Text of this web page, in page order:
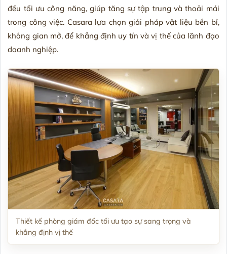
đều tối ưu công năng, giúp tăng sự tập trung và thoải mái
trong công việc. Casara lựa chọn giải pháp vật liệu bền bỉ,
không gian mở, để khẳng định uy tín và vị thế của lãnh đạo
doanh nghiệp.
Thiết kế phòng giám đốc tối ưu tạo sự sang trọng và
khẳng định vị thế